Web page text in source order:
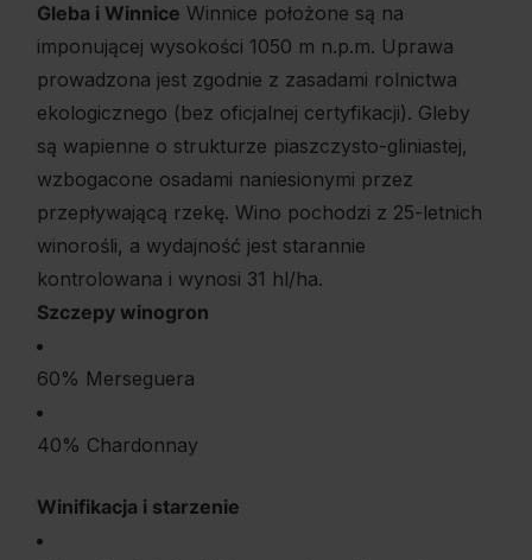
Gleba i Winnice Winnice położone są na
imponującej wysokości 1050 m n.p.m. Uprawa
prowadzona jest zgodnie z zasadami rolnictwa
ekologicznego (bez oficjalnej certyfikacji). Gleby
są wapienne o strukturze piaszczysto-gliniastej,
wzbogacone osadami naniesionymi przez
przepływającą rzekę. Wino pochodzi z 25-letnich
winorośli, a wydajność jest starannie
kontrolowana i wynosi 31 hl/ha.
Szczepy winogron
60% Merseguera
40% Chardonnay
Winifikacja i starzenie